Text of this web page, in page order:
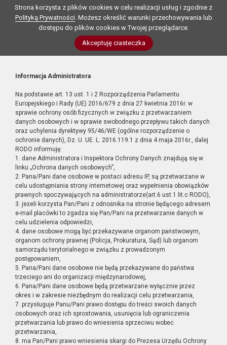
Strona korzysta z plików cookies w celu realizacji usług i zgodnie z
Polityką Prywatności. Możesz określić warunki przechowywania lub
dostępu do plików cookies w Twojej przeglądarce.
Akceptuję ciasteczka
Informacja Administratora
Na podstawie art. 13 ust. 1 i 2 Rozporządzenia Parlamentu
Europejskiego i Rady (UE) 2016/679 z dnia 27 kwietnia 2016r. w
sprawie ochrony osób fizycznych w związku z przetwarzaniem
danych osobowych i w sprawie swobodnego przepływu takich danych
oraz uchylenia dyrektywy 95/46/WE (ogólne rozporządzenie o
ochronie danych), Dz. U. UE. L. 2016.119.1 z dnia 4 maja 2016r., dalej
RODO informuję:
1. dane Administratora i Inspektora Ochrony Danych znajdują się w
linku „Ochrona danych osobowych”,
2. Pana/Pani dane osobowe w postaci adresu IP, są przetwarzane w
celu udostępniania strony internetowej oraz wypełnienia obowiązków
prawnych spoczywających na administratorze(art.6 ust.1 lit.c RODO),
3. jeżeli korzysta Pan/Pani z odnośnika na stronie będącego adresem
e-mail placówki to zgadza się Pan/Pani na przetwarzanie danych w
celu udzielenia odpowiedzi,
4. dane osobowe mogą być przekazywane organom państwowym,
organom ochrony prawnej (Policja, Prokuratura, Sąd) lub organom
samorządu terytorialnego w związku z prowadzonym
postępowaniem,
5. Pana/Pani dane osobowe nie będą przekazywane do państwa
trzeciego ani do organizacji międzynarodowej,
6. Pana/Pani dane osobowe będą przetwarzane wyłącznie przez
okres i w zakresie niezbędnym do realizacji celu przetwarzania,
7. przysługuje Panu/Pani prawo dostępu do treści swoich danych
osobowych oraz ich sprostowania, usunięcia lub ograniczenia
przetwarzania lub prawo do wniesienia sprzeciwu wobec
przetwarzania,
8. ma Pan/Pani prawo wniesienia skargi do Prezesa Urzędu Ochrony